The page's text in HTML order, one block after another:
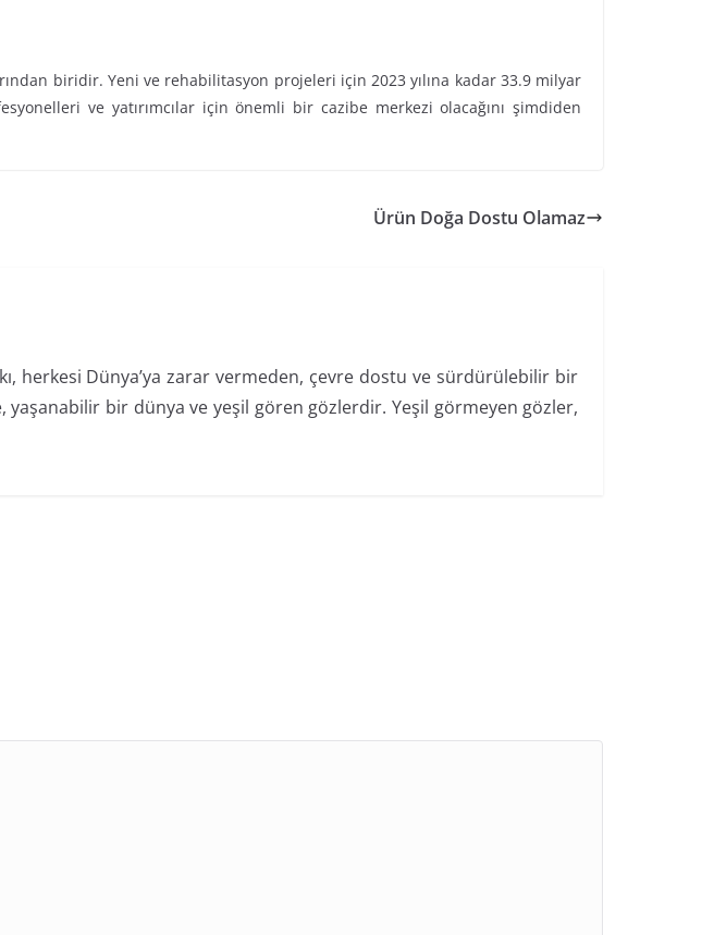
biridir. Yeni ve rehabilitasyon projeleri için 2023 yılına kadar 33.9 milyar
ve yatırımcılar için önemli bir cazibe merkezi olacağını şimdiden
Ürün Doğa Dostu Olamaz
herkesi Dünya’ya zarar vermeden, çevre dostu ve sürdürülebilir bir
bir dünya ve yeşil gören gözlerdir. Yeşil görmeyen gözler,